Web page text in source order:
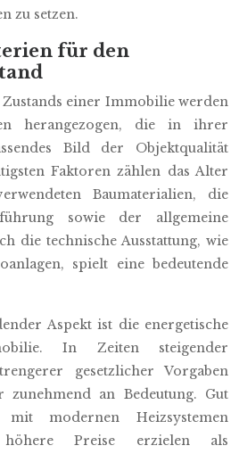
zu setzen.
für den
Zustands einer Immobilie werden
herangezogen, die in ihrer
Bild der Objektqualität
Faktoren zählen das Alter
Baumaterialien, die
sowie der allgemeine
die technische Ausstattung, wie
spielt eine bedeutende
Aspekt ist die energetische
In Zeiten steigender
gesetzlicher Vorgaben
zunehmend an Bedeutung. Gut
mit modernen Heizsystemen
Preise erzielen als